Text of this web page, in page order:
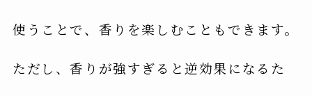
使うことで、香りを楽しむこともできます。
ただし、香りが強すぎると逆効果になるた